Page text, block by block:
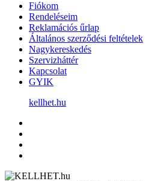
Fiókom
Rendeléseim
Reklamációs űrlap
Általános szerződési feltételek
Nagykereskedés
Szervizháttér
Kapcsolat
GYIK
kellhet.hu